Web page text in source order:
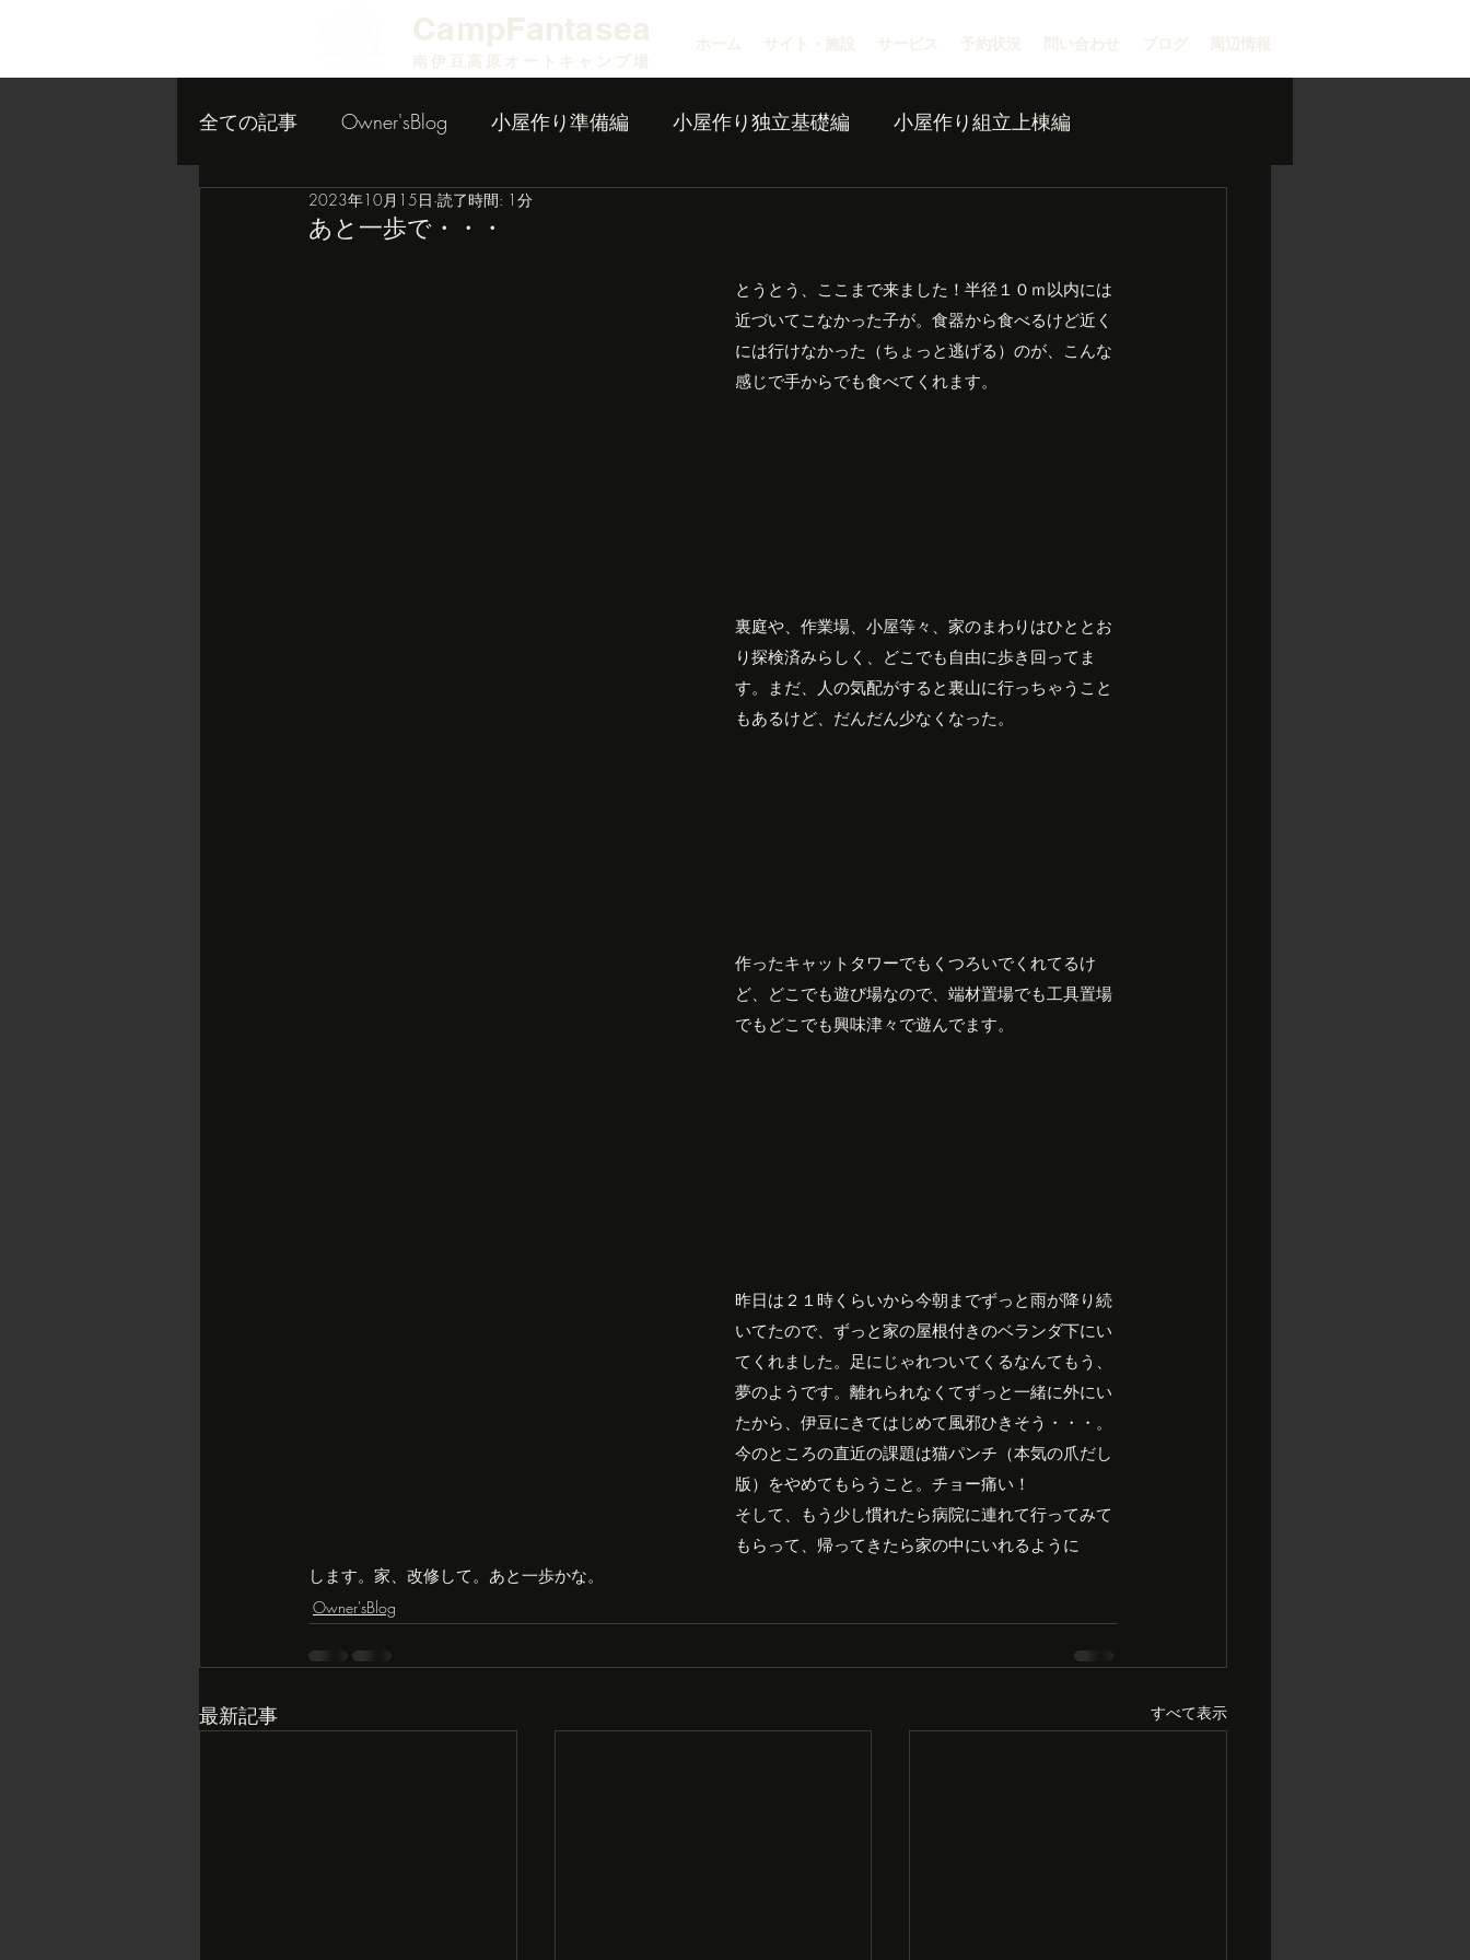
​CampFantasea ホーム サイト・施設 サービス 予約状況 問い合わせ ブログ 周辺情報
南伊豆高原オートキャンプ場
全ての記事 Owner'sBlog 小屋作り準備編 小屋作り独立基礎編 小屋作り組立上棟編
小屋作り内装編
あと一歩で・・・
2023年10月15日 読了時間: 1分
とうとう、ここまで来ました！半径１０ｍ以内には
近づいてこなかった子が。食器から食べるけど近く
には行けなかった（ちょっと逃げる）のが、こんな
感じで手からでも食べてくれます。
裏庭や、作業場、小屋等々、家のまわりはひととお
り探検済みらしく、どこでも自由に歩き回ってま
す。まだ、人の気配がすると裏山に行っちゃうこと
もあるけど、だんだん少なくなった。
作ったキャットタワーでもくつろいでくれてるけ
ど、どこでも遊び場なので、端材置場でも工具置場
でもどこでも興味津々で遊んでます。
昨日は２１時くらいから今朝までずっと雨が降り続
いてたので、ずっと家の屋根付きのベランダ下にい
てくれました。足にじゃれついてくるなんてもう、
夢のようです。離れられなくてずっと一緒に外にい
たから、伊豆にきてはじめて風邪ひきそう・・・。
今のところの直近の課題は猫パンチ（本気の爪だし
版）をやめてもらうこと。チョー痛い！
そして、もう少し慣れたら病院に連れて行ってみて
もらって、帰ってきたら家の中にいれるように
します。家、改修して。あと一歩かな。
Owner'sBlog
最新記事 すべて表示